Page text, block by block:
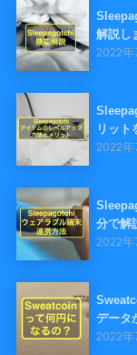
解説し
2022年
リット
2022年
分で解
2022年
データ
2022年